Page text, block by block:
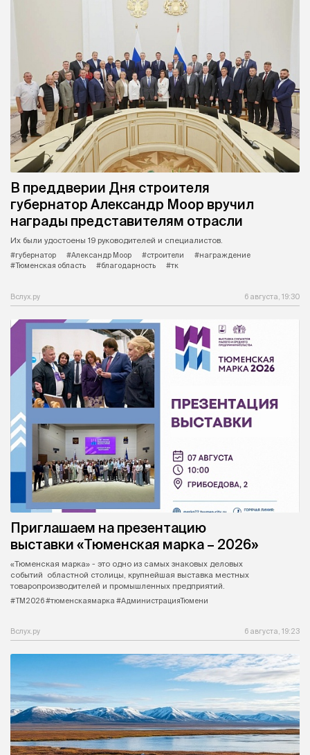
В преддверии Дня строителя
губернатор Александр Моор вручил
награды представителям отрасли
Их были удостоены 19 руководителей и специалистов.
#губернатор
#Александр Моор #строители
#награждение
#Тюменская область
#благодарность #тк
Вслух.ру 6 августа, 19:30
Приглашаем на презентацию
выставки «Тюменская марка – 2026»
«Тюменская марка» - это одно из самых знаковых деловых
событий областной столицы, крупнейшая выставка местных
товаропроизводителей и промышленных предприятий.
#ТМ2026 #тюменскаямарка #АдминистрацияТюмени
Вслух.ру 6 августа, 19:23